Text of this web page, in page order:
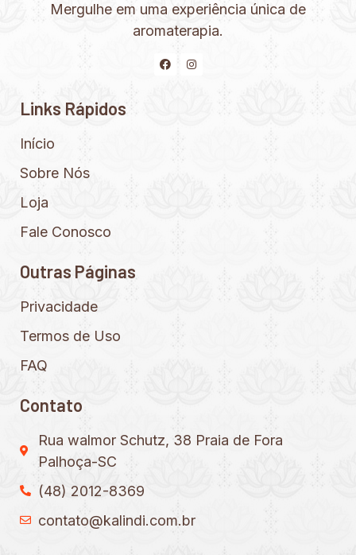
Mergulhe em uma experiência única de
aromaterapia.
Links Rápidos
Início
Sobre Nós
Loja
Fale Conosco
Outras Páginas
Privacidade
Termos de Uso
FAQ
Contato
Rua walmor Schutz, 38 Praia de Fora
Palhoça-SC
(48) 2012-8369
contato@kalindi.com.br